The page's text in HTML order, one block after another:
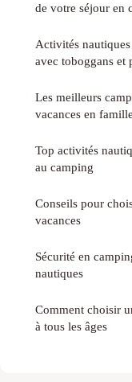
de votre séjour en
Activités
avec toboggans et
Les meilleurs
vacances en famille
Top activités
au camping
Conseils pour
vacances
Sécurité en
nautiques
Comment choisir
à tous les âges